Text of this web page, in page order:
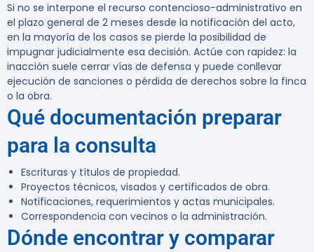
Si no se interpone el recurso contencioso-administrativo en
el plazo general de 2 meses desde la notificación del acto,
en la mayoría de los casos se pierde la posibilidad de
impugnar judicialmente esa decisión. Actúe con rapidez: la
inacción suele cerrar vías de defensa y puede conllevar
ejecución de sanciones o pérdida de derechos sobre la finca
o la obra.
Qué documentación preparar
para la consulta
Escrituras y títulos de propiedad.
Proyectos técnicos, visados y certificados de obra.
Notificaciones, requerimientos y actas municipales.
Correspondencia con vecinos o la administración.
Dónde encontrar y comparar